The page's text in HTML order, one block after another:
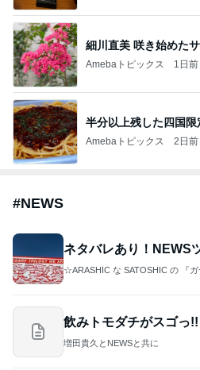
細川直美 咲き始めた
Amebaトピックス 1日前
半分以上残した四国限
Amebaトピックス 2日前
#NEWS
ネタバレあり！NEWS
☆ARASHIC な SATOSHIC の 『ガ
飲みトモダチがスゴっ!!
増田貴久とNEWSと共に